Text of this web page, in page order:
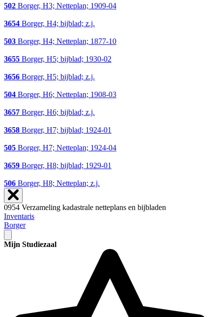
502 Borger, H3; Netteplan; 1909-04
3654 Borger, H4; bijblad; z.j.
503 Borger, H4; Netteplan; 1877-10
3655 Borger, H5; bijblad; 1930-02
3656 Borger, H5; bijblad; z.j.
504 Borger, H6; Netteplan; 1908-03
3657 Borger, H6; bijblad; z.j.
3658 Borger, H7; bijblad; 1924-01
505 Borger, H7; Netteplan; 1924-04
3659 Borger, H8; bijblad; 1929-01
506 Borger, H8; Netteplan; z.j.
0954 Verzameling kadastrale netteplans en bijbladen
Inventaris
Borger
Mijn Studiezaal